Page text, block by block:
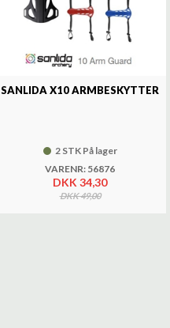
SANLIDA X10 ARMBESKYTTER
2 STK På lager
VARENR: 56876
DKK 34,30
DKK 49,00